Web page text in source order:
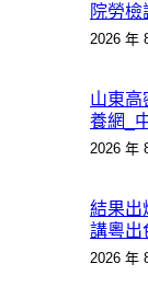
院勞
2026 年
山東高
養網_
2026 年
結果出
講粵出
2026 年